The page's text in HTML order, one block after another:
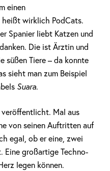
einen
wirklich PodCats.
Spanier liebt Katzen und
Die ist Ärztin und
süßen Tiere – da konnte
sieht man zum Beispiel
Suara.
Mal aus
von seinen Auftritten auf
egal, ob er eine, zwei
Eine großartige Techno-
legen können.